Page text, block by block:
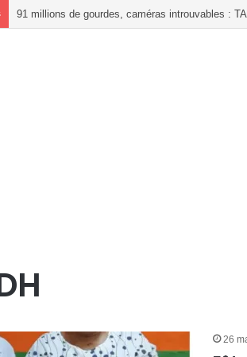
Élections 2026 : le gouvernement lance le
26